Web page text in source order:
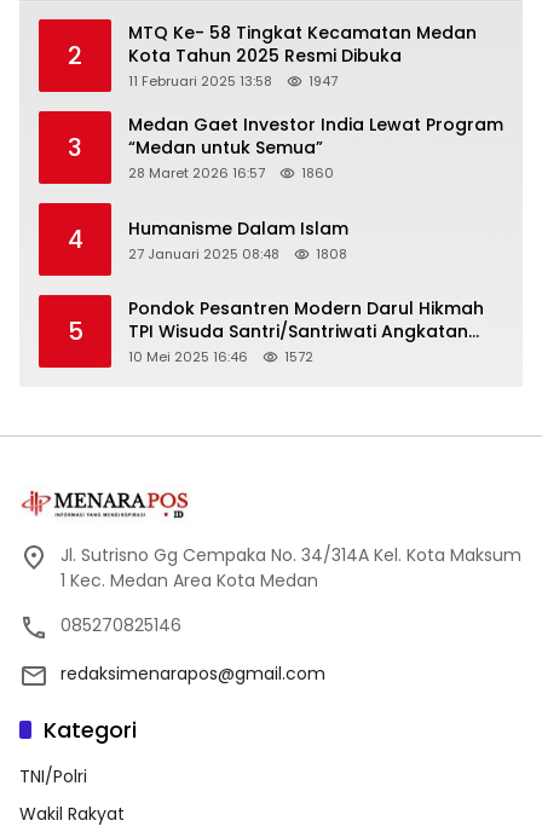
2
MTQ Ke- 58 Tingkat Kecamatan Medan
Kota Tahun 2025 Resmi Dibuka
11 Februari 2025 13:58 1947
3
Medan Gaet Investor India Lewat Program
“Medan untuk Semua”
28 Maret 2026 16:57 1860
4 Humanisme Dalam Islam
27 Januari 2025 08:48 1808
5
Pondok Pesantren Modern Darul Hikmah
TPI Wisuda Santri/Santriwati Angkatan
XXXIII
10 Mei 2025 16:46 1572
Jl. Sutrisno Gg Cempaka No. 34/314A Kel. Kota Maksum
1 Kec. Medan Area Kota Medan
085270825146
redaksimenarapos@gmail.com
Kategori
TNI/Polri
Wakil Rakyat